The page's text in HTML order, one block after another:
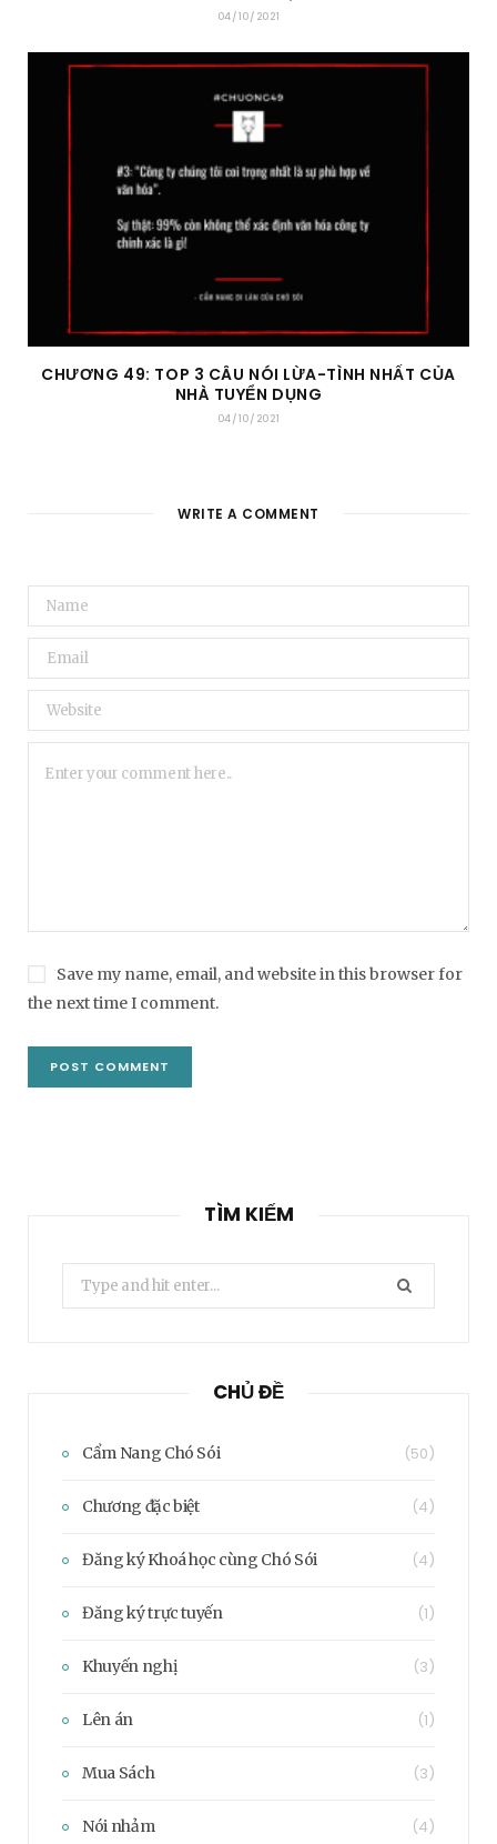
04/10/2021
CHƯƠNG 49: TOP 3 CÂU NÓI LỪA-TÌNH NHẤT CỦA
NHÀ TUYỂN DỤNG
04/10/2021
WRITE A COMMENT
Save my name, email, and website in this browser for
the next time I comment.
TÌM KIẾM
Search
for:
CHỦ ĐỀ
Cẩm Nang Chó Sói (50)
Chương đặc biệt (4)
Đăng ký Khoá học cùng Chó Sói (4)
Đăng ký trực tuyến (1)
Khuyến nghị (3)
Lên án (1)
Mua Sách (3)
Nói nhảm (4)